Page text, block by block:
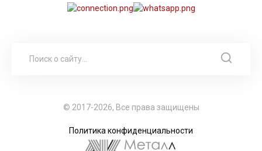
© 2017-2026, Все права защищены
Политика конфиденциальности